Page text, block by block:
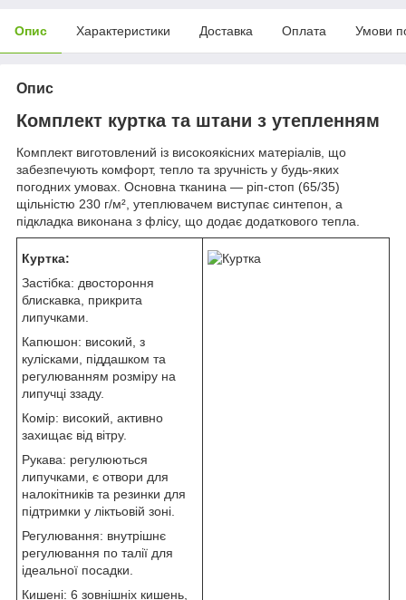
Опис Характеристики Доставка Оплата Умови
Опис
Комплект куртка та штани з утепленням
Комплект виготовлений із високоякісних матеріалів, що
забезпечують комфорт, тепло та зручність у будь-яких
погодних умовах. Основна тканина — ріп-стоп (65/35)
щільністю 230 г/м², утеплювачем виступає синтепон, а
підкладка виконана з флісу, що додає додаткового тепла.
Куртка:
Застібка: двостороння
блискавка, прикрита
липучками.
Капюшон: високий, з
кулісками, піддашком та
регулюванням розміру на
липучці ззаду.
Комір: високий, активно
захищає від вітру.
Рукава: регулюються
липучками, є отвори для
налокітників та резинки для
підтримки у ліктьовій зоні.
Регулювання: внутрішнє
регулювання по талії для
ідеальної посадки.
Кишені: 6 зовнішніх кишень,